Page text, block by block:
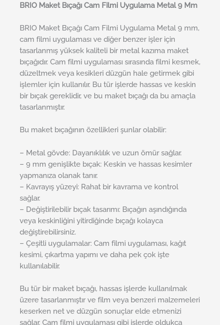
BRIO Maket Bıçağı Cam Filmi Uygulama Metal 9 Mm
BRIO Maket Bıçağı Cam Filmi Uygulama Metal 9 mm,
cam filmi uygulaması ve diğer benzer işler için
tasarlanmış yüksek kaliteli bir metal kazıma maket
bıçağıdır. Cam filmi uygulaması sırasında filmi kesmek,
düzeltmek veya kesikleri düzgün hale getirmek gibi
işlemler için kullanılır. Bu tür işlerde hassas ve keskin
bir bıçak gereklidir, ve bu maket bıçağı da bu amaçla
tasarlanmıştır.
Bu maket bıçağının özellikleri şunlar olabilir:
– Metal gövde: Dayanıklılık ve uzun ömür sağlar.
– 9 mm genişlikte bıçak: Keskin ve hassas kesimler
yapmanıza olanak tanır.
– Kavrayış yüzeyi: Rahat bir kavrama ve kontrol
sağlar.
– Değiştirilebilir bıçak tasarımı: Bıçağın aşındığında
veya keskinliğini yitirdiğinde bıçağı kolayca
değiştirebilirsiniz.
– Çeşitli uygulamalar: Cam filmi uygulaması, kağıt
kesimi, çıkartma yapımı ve daha pek çok işte
kullanılabilir.
Bu tür bir maket bıçağı, hassas işlerde kullanılmak
üzere tasarlanmıştır ve film veya benzeri malzemeleri
keserken net ve düzgün sonuçlar elde etmenizi
sağlar. Cam filmi uygulaması gibi işlerde oldukça